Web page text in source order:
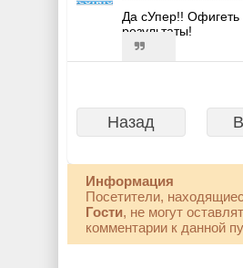
Да сУпер!!
результаты!
Назад
Информация
Посетители,
Гости, не могут
комментарии к данной